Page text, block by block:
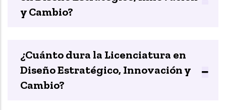
y Cambio?
¿Cuánto dura la Licenciatura en
Diseño Estratégico, Innovación y
Cambio?